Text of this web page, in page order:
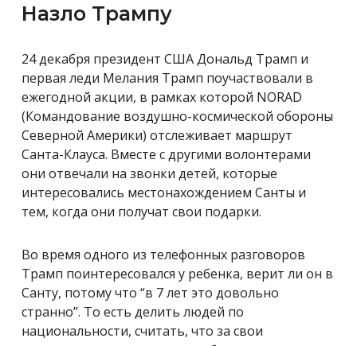
Назло Трампу
24 декабря президент США Дональд Трамп и
первая леди Мелания Трамп поучаствовали в
ежегодной акции, в рамках которой NORAD
(Командование воздушно-космической обороны
Северной Америки) отслеживает маршрут
Санта-Клауса. Вместе с другими волонтерами
они отвечали на звонки детей, которые
интересовались местонахождением Санты и
тем, когда они получат свои подарки.
Во время одного из телефонных разговоров
Трамп поинтересовался у ребенка, верит ли он в
Санту, потому что “в 7 лет это довольно
странно”. То есть делить людей по
национальности, считать, что за свои